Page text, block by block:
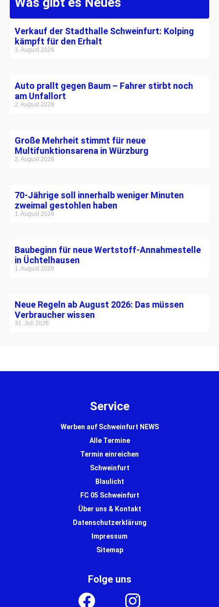
Verkauf der Stadthalle Schweinfurt: Kolping
kämpft für den Erhalt
3. August 2026
Auto prallt gegen Baum – Fahrer stirbt noch
am Unfallort
2. August 2026
Große Mehrheit stimmt für neue
Multifunktionsarena in Würzburg
2. August 2026
70-Jährige soll innerhalb weniger Minuten
zweimal gestohlen haben
1. August 2026
Baubeginn für neue Wertstoff-Annahmestelle
in Üchtelhausen
1. August 2026
Neue Regeln ab August 2026: Das müssen
Verbraucher wissen
31. Juli 2026
Service
Werben auf Schweinfurt NEWS
Alle Termine
Termin einreichen
Schweinfurt
Blaulicht
FC 05 Schweinfurt
Über uns & Kontakt
Datenschutzerklärung
Impressum
Sitemap
Folge uns